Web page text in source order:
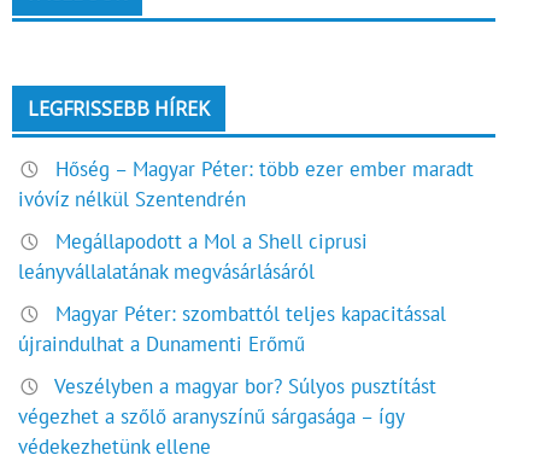
LEGFRISSEBB HÍREK
Hőség – Magyar Péter: több ezer ember maradt
ivóvíz nélkül Szentendrén
Megállapodott a Mol a Shell ciprusi
leányvállalatának megvásárlásáról
Magyar Péter: szombattól teljes kapacitással
újraindulhat a Dunamenti Erőmű
Veszélyben a magyar bor? Súlyos pusztítást
végezhet a szőlő aranyszínű sárgasága – így
védekezhetünk ellene